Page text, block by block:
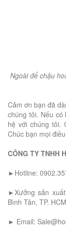
Ngoài để chậu
Cảm ơn bạn đã
chúng tôi. Nếu
hệ với chúng tôi.
Chúc bạn mọi
CÔNG TY TNHH
►Hotline:
►Xưởng sản
Bình Tân, TP. HCM
► Email: